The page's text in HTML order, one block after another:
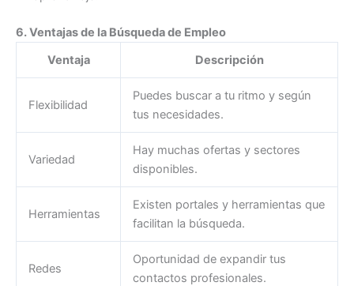
6. Ventajas de la Búsqueda de Empleo
Ventaja
Descripción
Flexibilidad
Puedes buscar a tu ritmo y según
tus necesidades.
Variedad
Hay muchas ofertas y sectores
disponibles.
Herramientas
Existen portales y herramientas que
facilitan la búsqueda.
Redes
Oportunidad de expandir tus
contactos profesionales.